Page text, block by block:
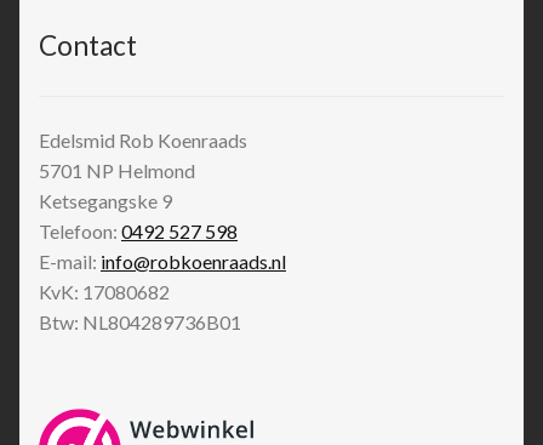
Contact
Edelsmid Rob Koenraads
5701 NP Helmond
Ketsegangske 9
Telefoon: 0492 527 598
E-mail: info@robkoenraads.nl
KvK: 17080682
Btw: NL804289736B01